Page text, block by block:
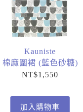
Kauniste
棉麻圍裙 (藍色砂糖)
NT$1,550
加入購物車